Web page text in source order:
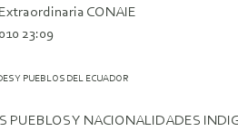
CONAIE
23:09
Y PUEBLOS DEL ECUADOR
PUEBLOS Y NACIONALIDADES